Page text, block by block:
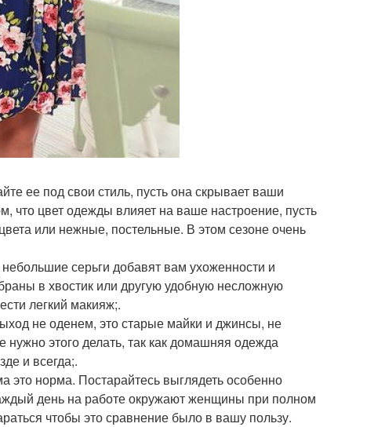
ее под свои стиль, пусть она скрывает ваши
что цвет одежды влияет на ваше настроение, пусть
или нежные, постельные. В этом сезоне очень
серьги добавят вам ухоженности и
в хвостик или другую удобную несложную
легкий макияж;.
не оденем, это старые майки и джинсы, не
этого делать, так как домашняя одежда
и всегда;.
норма. Постарайтесь выглядеть особенно
день на работе окружают женщины при полном
чтобы это сравнение было в вашу пользу.